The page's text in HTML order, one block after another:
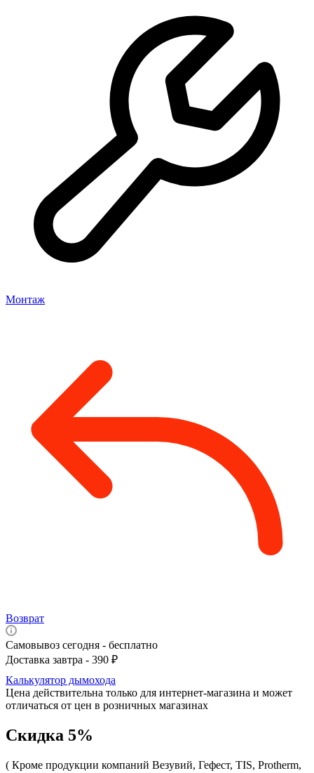
Монтаж
Возврат
Самовывоз сегодня - бесплатно
Доставка завтра - 390 ₽
Калькулятор дымохода
Цена действительна только для интернет-магазина и может
отличаться от цен в розничных магазинах
Скидка 5%
( Кроме продукции компаний Везувий, Гефест, TIS, Protherm,